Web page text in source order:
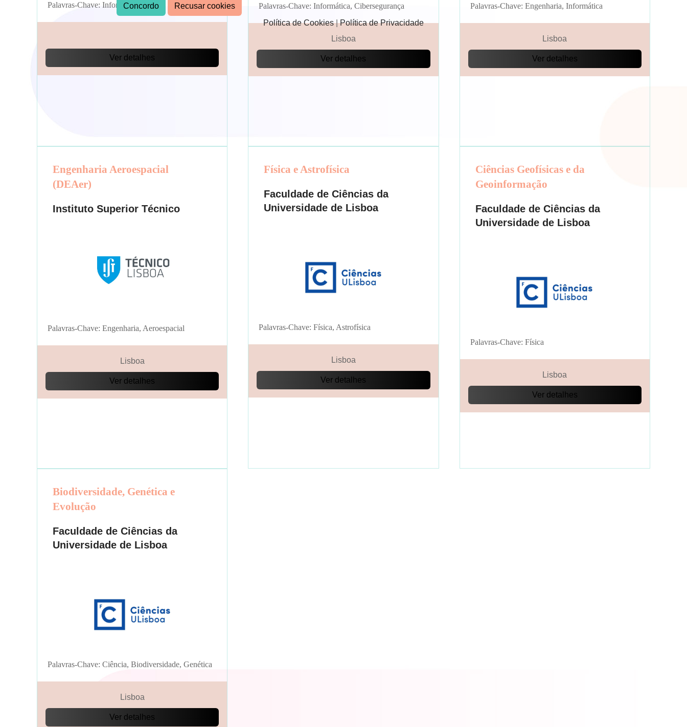
Palavras-Chave: Informação, Dados
Ver detalhes
Palavras-Chave: Informática, Cibersegurança
Lisboa
Ver detalhes
Palavras-Chave: Engenharia, Informática
Lisboa
Ver detalhes
Engenharia Aeroespacial
(DEAer)
Instituto Superior Técnico
Palavras-Chave: Engenharia, Aeroespacial
Lisboa
Ver detalhes
Física e Astrofísica
Faculdade de Ciências da
Universidade de Lisboa
Palavras-Chave: Física, Astrofísica
Lisboa
Ver detalhes
Ciências Geofísicas e da
Geoinformação
Faculdade de Ciências da
Universidade de Lisboa
Palavras-Chave: Física
Lisboa
Ver detalhes
Biodiversidade, Genética e
Evolução
Faculdade de Ciências da
Universidade de Lisboa
Palavras-Chave: Ciência, Biodiversidade, Genética
Lisboa
Ver detalhes
Concordo
Recusar cookies
Política de Cookies|Política de Privacidade